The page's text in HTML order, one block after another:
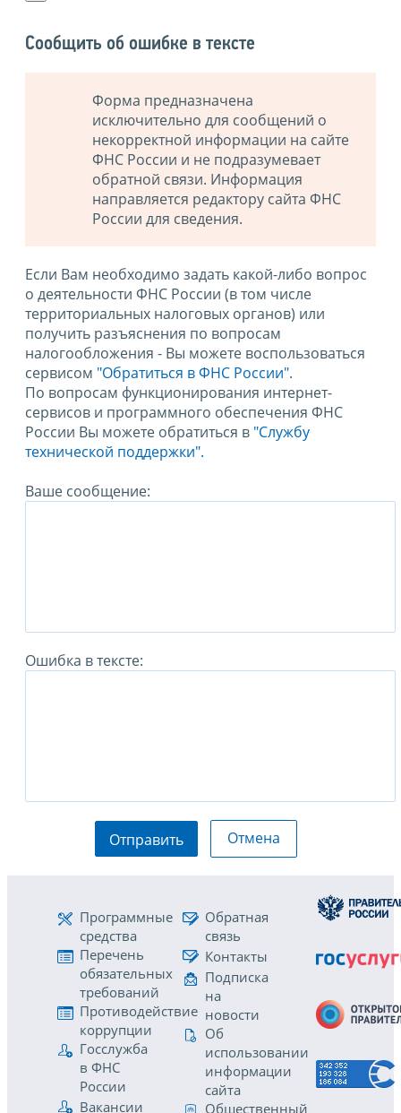
Сообщить об ошибке в тексте
Форма предназначена
исключительно для сообщений о
некорректной информации на сайте
ФНС России и не подразумевает
обратной связи. Информация
направляется редактору сайта ФНС
России для сведения.
Если Вам необходимо задать какой-либо вопрос
о деятельности ФНС России (в том числе
территориальных налоговых органов) или
получить разъяснения по вопросам
налогообложения - Вы можете воспользоваться
сервисом "Обратиться в ФНС России".
По вопросам функционирования интернет-
сервисов и программного обеспечения ФНС
России Вы можете обратиться в "Службу
технической поддержки".
Ваше сообщение:
Ошибка в тексте:
Отправить Отмена
Программные
средства
Перечень
обязательных
требований
Противодействие
коррупции
Госслужба
в ФНС
России
Вакансии
Обратная
связь
Контакты
Подписка
на
новости
Об
использовании
информации
сайта
Общественный